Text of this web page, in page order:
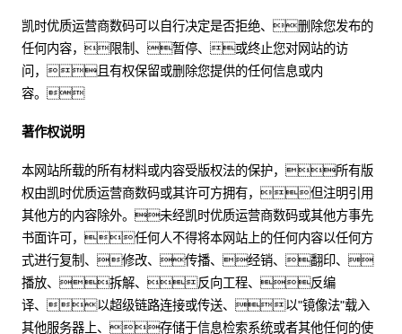
凯时优质运营商数码可以自行决定是否拒绝、删除您发布的
任何内容，限制、暂停、或终止您对网站的访
问，且有权保留或删除您提供的任何信息或内
容。
著作权说明
本网站所载的所有材料或内容受版权法的保护，所有版
权由凯时优质运营商数码或其许可方拥有，但注明引用
其他方的内容除外。未经凯时优质运营商数码或其他方事先
书面许可，任何人不得将本网站上的任何内容以任何方
式进行复制、修改、传播、经销、翻印、
播放、拆解、反向工程、反编
译、以超级链路连接或传送、以"镜像法"载入
其他服务器上、存储于信息检索系统或者其他任何的使